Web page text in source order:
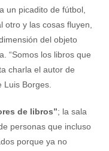
un picadito de fútbol,
y las cosas fluyen,
del objeto
“Somos los libros que
charla el autor de
Luis Borges.
de libros”; la sala
personas que incluso
porque ya no